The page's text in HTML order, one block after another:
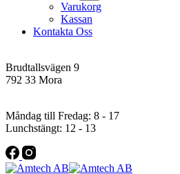
Varukorg
Kassan
Kontakta Oss
Brudtallsvägen 9
792 33 Mora
Måndag till Fredag: 8 - 17
Lunchstängt: 12 - 13